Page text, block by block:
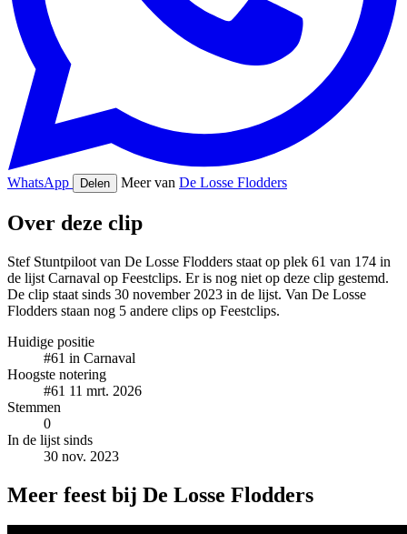
WhatsApp Delen Meer van De Losse Flodders
Over deze clip
Stef Stuntpiloot van De Losse Flodders staat op plek 61 van 174 in
de lijst Carnaval op Feestclips. Er is nog niet op deze clip gestemd.
De clip staat sinds 30 november 2023 in de lijst. Van De Losse
Flodders staan nog 5 andere clips op Feestclips.
Huidige positie
#61 in Carnaval
Hoogste notering
#61 11 mrt. 2026
Stemmen
0
In de lijst sinds
30 nov. 2023
Meer feest bij De Losse Flodders